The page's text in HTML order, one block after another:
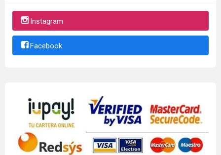
Instagram
Facebook